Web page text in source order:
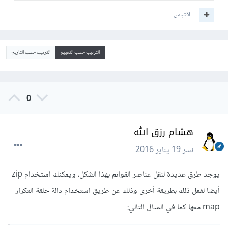
اقتباس
الترتيب حسب التقييم الترتيب حسب التاريخ
0
هشام رزق الله
نشر19 يناير 2016
يوجد طرق عديدة لنقل عناصر القوائم بهذا الشكل، ويمكنك استخدام zip
أيضا لفعل ذلك بطريقة أخرى وذلك عن طريق استخدام دالة حلقة التكرار
map معها كما في المثال التالي: